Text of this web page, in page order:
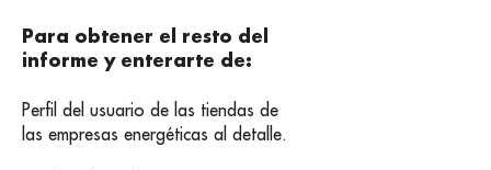
Para obtener el resto del
informe y enterarte de:
Perfil del usuario de las tiendas de
las empresas energéticas al detalle.